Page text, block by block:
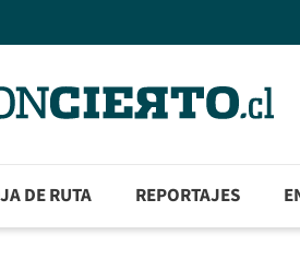
DE RUTA REPORTAJES